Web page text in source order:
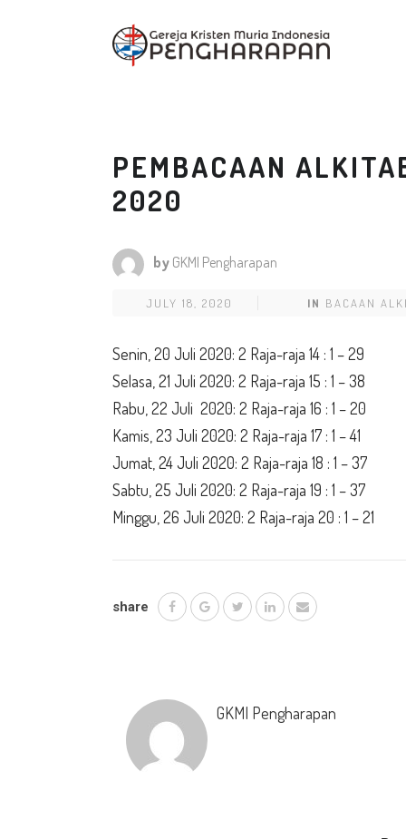
PEMBACAAN
2020
by GKMI Pengharapan
JULY 18, 2020 IN BACAAN
Senin, 20 Juli 2020: 2 Raja-raja 14 : 1 – 29
Selasa, 21 Juli 2020: 2 Raja-raja 15 : 1 – 38
Rabu, 22 Juli 2020: 2 Raja-raja 16 : 1 – 20
Kamis, 23 Juli 2020: 2 Raja-raja 17 : 1 – 41
Jumat, 24 Juli 2020: 2 Raja-raja 18 : 1 – 37
Sabtu, 25 Juli 2020: 2 Raja-raja 19 : 1 – 37
Minggu, 26 Juli 2020: 2 Raja-raja 20 : 1 – 21
share
GKMI Pengharapan